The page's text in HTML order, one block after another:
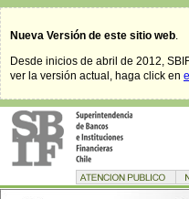
Nueva Versión de este sitio web.
Desde inicios de abril de 2012,
ver la versión actual, haga click en